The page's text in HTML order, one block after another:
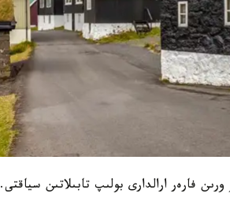
فارەر ارالدارى بولىپ تابىلاتىن سياقتى.